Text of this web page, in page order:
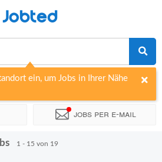
Jobted
ein, um Jobs in Ihrer Nähe
Jobs per e-mail
Zeitintensität
1 - 15 von 19